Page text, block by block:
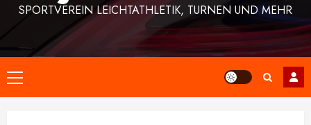
SPORTVEREIN LEICHTATHLETIK, TURNEN UND MEHR
Primäres
Menü